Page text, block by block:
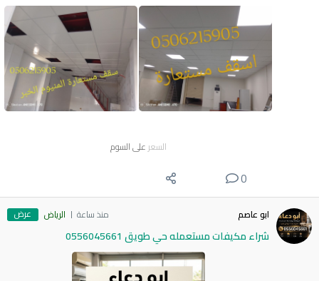
السعر على السوم
0
ابو عاصم منذ ساعة الرياض عرض
شراء مكيفات مستعمله حي طويق 0556045661